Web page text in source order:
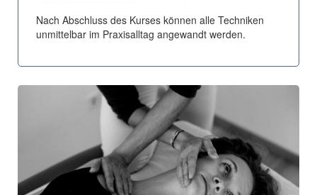
Nach Abschluss des Kurses können alle Techniken
unmittelbar im Praxisalltag angewandt werden.